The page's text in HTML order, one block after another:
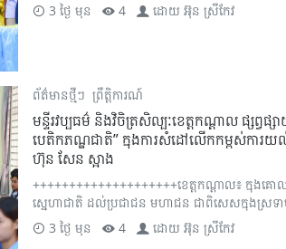
3 ថ្ងៃ មុន
4 ដោយអ៊ុន ស្រីកែវ
ព័ត៌មានថ្មីៗ ព្រឹត្តិការណ៍
មន្ទីរវប្បធម៌ និងវិចិត្រសិល្បៈខេត្តកណ្ដាល ផ្សព្វ
បេតិកភណ្ឌជាតិ” ក្នុងការសំដៅលើកកម្ពស់ការ
ហ៊ុន សែន ស្អាង
++++++++++++++++++++ខេត្តកណ្តាល៖ ក្នុងគ
ស្នេហាជាតិ ដល់ប្រជាជន មហាជន ជាពិសេសក្នុងស្រទ
3 ថ្ងៃ មុន
4 ដោយអ៊ុន ស្រីកែវ